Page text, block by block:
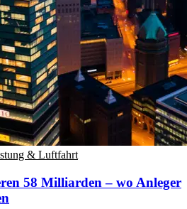
& Luftfahrt
58 Milliarden – wo Anleger